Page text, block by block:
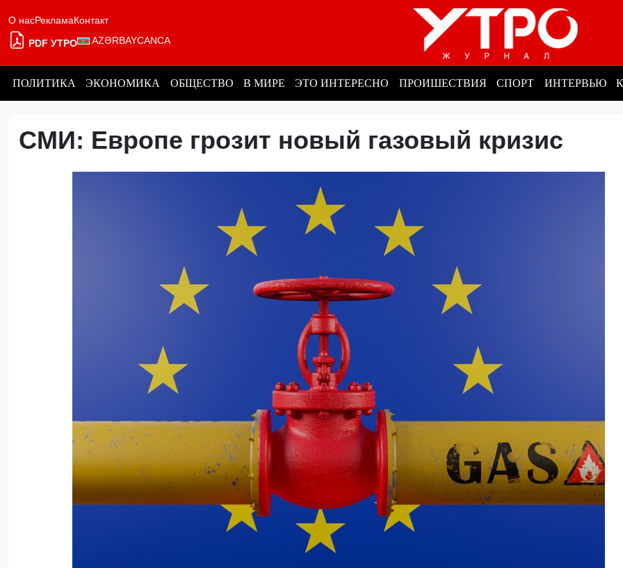
О насРекламаКонтакт
PDF УТРО AZƏRBAYCANCA
ПОЛИТИКА ЭКОНОМИКА ОБЩЕСТВО В МИРЕ ЭТО ИНТЕРЕСНО ПРОИШЕСТВИЯ СПОРТ ИНТЕРВЬЮ
СМИ: Европе грозит новый газовый кризис